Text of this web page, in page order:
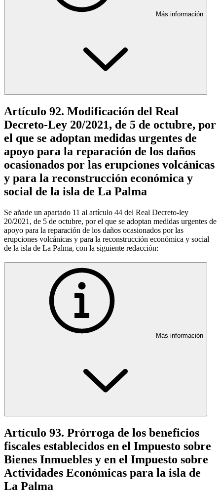
Más información
Artículo 92. Modificación del Real
Decreto-Ley 20/2021, de 5 de octubre, por
el que se adoptan medidas urgentes de
apoyo para la reparación de los daños
ocasionados por las erupciones volcánicas
y para la reconstrucción económica y
social de la isla de La Palma
Se añade un apartado 11 al artículo 44 del Real Decreto-ley
20/2021, de 5 de octubre, por el que se adoptan medidas urgentes de
apoyo para la reparación de los daños ocasionados por las
erupciones volcánicas y para la reconstrucción económica y social
de la isla de La Palma, con la siguiente redacción:
Más información
Artículo 93. Prórroga de los beneficios
fiscales establecidos en el Impuesto sobre
Bienes Inmuebles y en el Impuesto sobre
Actividades Económicas para la isla de
La Palma